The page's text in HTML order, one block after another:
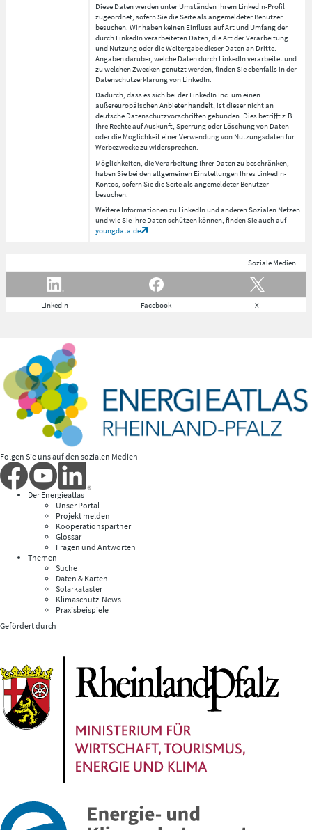
Diese Daten werden unter Umständen Ihrem LinkedIn-Profil
zugeordnet, sofern Sie die Seite als angemeldeter Benutzer
besuchen. Wir haben keinen Einfluss auf Art und Umfang der
durch LinkedIn verarbeiteten Daten, die Art der Verarbeitung
und Nutzung oder die Weitergabe dieser Daten an Dritte.
Angaben darüber, welche Daten durch LinkedIn verarbeitet und
zu welchen Zwecken genutzt werden, finden Sie ebenfalls in der
Datenschutzerklärung von LinkedIn.
Dadurch, dass es sich bei der LinkedIn Inc. um einen
außereuropäischen Anbieter handelt, ist dieser nicht an
deutsche Datenschutzvorschriften gebunden. Dies betrifft z.B.
Ihre Rechte auf Auskunft, Sperrung oder Löschung von Daten
oder die Möglichkeit einer Verwendung von Nutzungsdaten für
Werbezwecke zu widersprechen.
Möglichkeiten, die Verarbeitung Ihrer Daten zu beschränken,
haben Sie bei den allgemeinen Einstellungen Ihres LinkedIn-
Kontos, sofern Sie die Seite als angemeldeter Benutzer
besuchen.
Weitere Informationen zu LinkedIn und anderen Sozialen Netzen
und wie Sie Ihre Daten schützen können, finden Sie auch auf
youngdata.de
.
Soziale Medien
LinkedIn Facebook X
Folgen Sie uns auf den sozialen Medien
Der Energieatlas
Unser Portal
Projekt melden
Kooperationspartner
Glossar
Fragen und Antworten
Themen
Suche
Daten & Karten
Solarkataster
Klimaschutz-News
Praxisbeispiele
Gefördert durch